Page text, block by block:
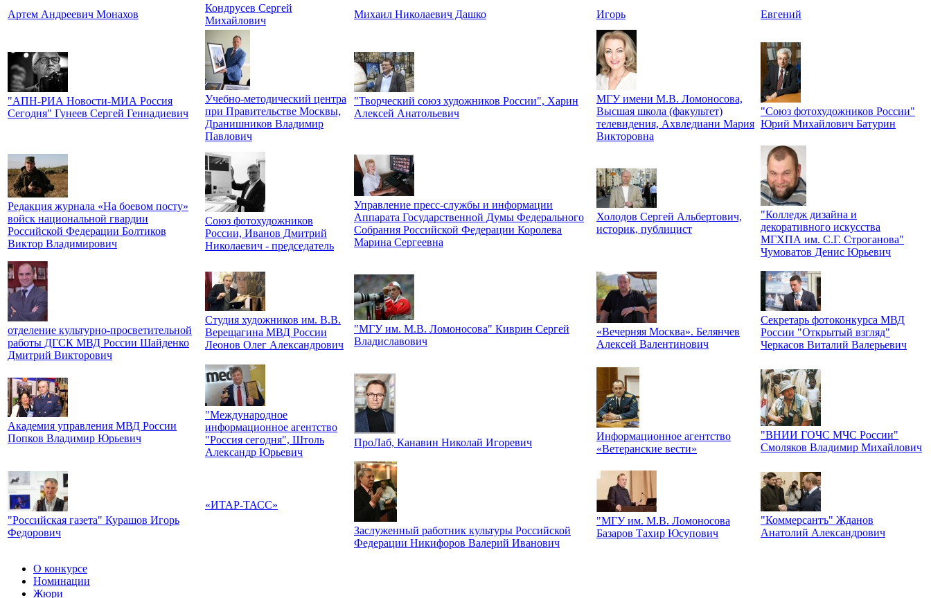
Артем Андреевич Монахов
Кондрусев Сергей
Михайлович
Михаил Николаевич Дашко Игорь Евгений
"АПН-РИА Новости-МИА Россия
Сегодня" Гунеев Сергей Геннадиевич
Учебно-методический центра
при Правительстве Москвы,
Дранишников Владимир
Павлович
"Творческий союз художников России", Харин
Алексей Анатольевич
МГУ имени М.В. Ломоносова,
Высшая школа (факультет)
телевидения, Ахвледиани Мария
Викторовна
"Союз фотохудожников России"
Юрий Михайлович Батурин
Редакция журнала «На боевом посту»
войск национальной гвардии
Российской Федерации Болтиков
Виктор Владимирович
Союз фотохудожников
России, Иванов Дмитрий
Николаевич - председатель
Управление пресс-службы и информации
Аппарата Государственной Думы Федерального
Собрания Российской Федерации Королева
Марина Сергеевна
Холодов Сергей Альбертович,
историк, публицист
"Колледж дизайна и
декоративного искусства
МГХПА им. С.Г. Строганова"
Чумоватов Денис Юрьевич
отделение культурно-просветительной
работы ДГСК МВД России Шайденко
Дмитрий Викторович
Студия художников им. В.В.
Верещагина МВД России
Леонов Олег Александрович
"МГУ им. М.В. Ломоносова" Киврин Сергей
Владиславович
«Вечерняя Москва». Белянчев
Алексей Валентинович
Секретарь фотоконкурса МВД
России "Открытый взгляд"
Черкасов Виталий Валерьевич
Академия управления МВД России
Попков Владимир Юрьевич
"Международное
информационное агентство
"Россия сегодня", Штоль
Александр Юрьевич
ПроЛаб, Канавин Николай Игоревич
Информационное агентство
«Ветеранские вести»
"ВНИИ ГОЧС МЧС России"
Смоляков Владимир Михайлович
"Российская газета" Курашов Игорь
Федорович
«ИТАР-ТАСС»
Заслуженный работник культуры Российской
Федерации Никифоров Валерий Иванович
"МГУ им. М.В. Ломоносова
Базаров Тахир Юсупович
"Коммерсантъ" Жданов
Анатолий Александрович
О конкурсе
Номинации
Жюри